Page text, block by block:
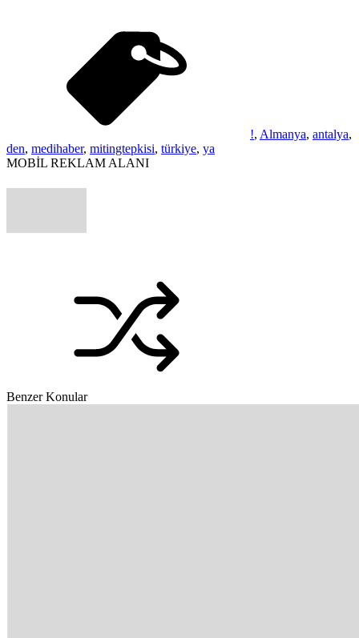
!, Almanya, antalya,
den, medihaber, mitingtepkisi, türkiye, ya
MOBİL REKLAM ALANI
Benzer Konular